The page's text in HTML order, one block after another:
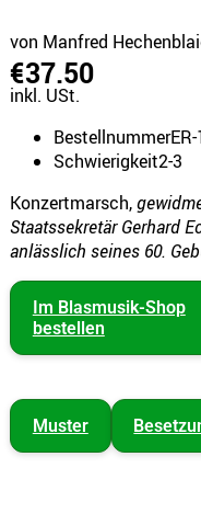
von Manfred
€37.50
inkl. USt.
Bestellnummer
Schwierigkeit2-3
Konzertmarsch,
Staatssekretär Gerhard
anlässlich seines 60.
Im Blasmusik-Shop
bestellen
Muster